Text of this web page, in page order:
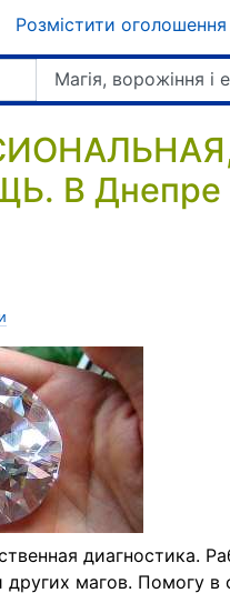
Розмістити оголошення
Магія, ворожіння і
В Днепре
диагностика.
других магов. Помогу в